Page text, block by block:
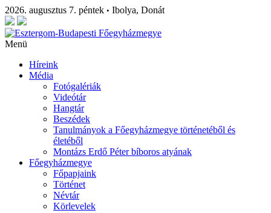
2026. augusztus 7. péntek • Ibolya, Donát
Menü
Híreink
Média
Fotógalériák
Videótár
Hangtár
Beszédek
Tanulmányok a Főegyházmegye történetéből és
életéből
Montázs Erdő Péter bíboros atyának
Főegyházmegye
Főpapjaink
Történet
Névtár
Körlevelek